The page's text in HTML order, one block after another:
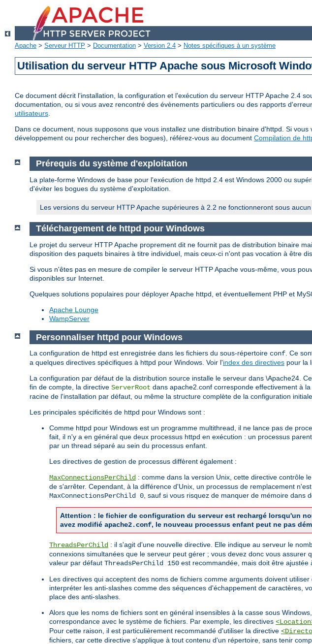
Apache > Serveur HTTP > Documentation > Version 2.4 > Notes spécifiques à un système
Utilisation du serveur HTTP Apache sous Microsoft
Ce document décrit l'installation, la configuration et l'exécution du serveur HTTP Apache 2.4
documentation, ou si vous avez rencontré des évènements particuliers ou des rapports
utilisateurs.
Dans ce document, nous supposons que vous installez une distribution binaire d'httpd. Si
développement ou pour rechercher des bogues), référez-vous au document Compilation de
Prérequis du système d'exploitation
La plate-forme Windows de base pour l'exécution de httpd 2.4 est Windows 2000 ou
d'éviter les bogues du système d'exploitation.
Les versions du serveur HTTP Apache supérieures à 2.2 ne fonctionneront sous
Téléchargement de httpd pour Windows
Le projet du serveur HTTP Apache proprement dit ne fournit pas de distribution binaire
disposition des paquets binaires à titre individuel, mais ceux-ci n'ont pas vocation à être
Si vous n'êtes pas en mesure de compiler le serveur HTTP Apache vous-même, vous
disponibles sur Internet.
Quelques solutions populaires pour déployer Apache httpd, et éventuellement PHP et
Apache Lounge
WampServer
Personnaliser httpd pour Windows
La configuration de httpd est enregistrée dans les fichiers du sous-répertoire conf. Ce
a quelques directives spécifiques à httpd pour Windows. Voir l'index des directives pour la
La configuration par défaut de la distribution source installe le serveur dans \Apache24.
fin de compte, la directive ServerRoot dans apache2.conf corresponde effectivement à
racine de l'installation par défaut, ou même la structure complète de la configuration
Les principales spécificités de httpd pour Windows sont :
Comme httpd pour Windows est un programme multithread, il ne lance pas de
fait, il n'y a en général que deux processus httpd en exécution : un processus
par un thread séparé au sein du processus enfant.
Les directives de gestion de processus diffèrent également :
MaxConnectionsPerChild : comme dans la version Unix, cette directive contrôle
de s'arrêter. Cependant, à la différence d'Unix, un processus de remplacement
MaxConnectionsPerChild 0, sauf si vous risquez de manquer de mémoire dans
Attention : le fichier de configuration du serveur est rechargé lorsqu'un
avez modifié apache2.conf, le nouveau processus enfant peut ne pas
ThreadsPerChild : il s'agit d'une nouvelle directive. Elle indique au serveur le
connexions simultanées que le serveur peut gérer ; vous devez donc vous
valeur par défaut ThreadsPerChild 150 est recommandée, mais doit être
Les directives qui acceptent des noms de fichiers comme arguments doivent
interpréter les anti-slashes comme des séquences d'échappement de caractères,
place des anti-slashes.
Alors que les noms de fichiers sont en général insensibles à la casse sous
correspondance avec le système de fichiers. Par exemple, les directives
Pour cette raison, il est particulièrement recommandé d'utiliser la directive
fichiers, car cette directive s'applique à tout contenu d'un répertoire, sans tenir